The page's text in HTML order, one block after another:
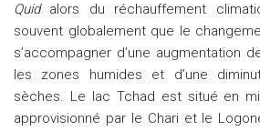
Quidalors du réchauffement
souvent globalement que le
s’accompagner d’une augmentation
les zones humides et d’une
sèches. Le lac Tchad est situé en
approvisionné par le Chari et le